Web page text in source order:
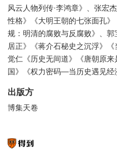
风云人物列传·李鸿章》、张宏
性格》《大明王朝的七张面孔
规：明清的腐败与反腐败》、
居正》《蒋介石秘史之沉浮》
觉仁《历史无间道》《唐朝原
国》《权力密码—当历史遇见经
出版方
博集天卷